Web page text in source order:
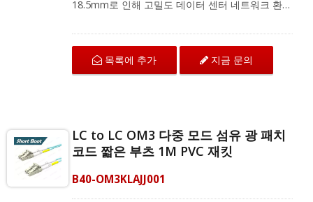
18.5mm로 인해 고밀도 데이터 센터 네트워크 환경
패치 코드는 구부림 저항 섬유로 뛰어난 기계적 보
호와 IEC 및 ANSI/TIA 표준에 따른 우수한 전송 품
질을 제공합니다. 다중 모드 듀플렉스 패치 코드는
지역 네트워크, 광섬유 통신 시스템 및 CATV 애플
목록에 추가 지금 문의
LC to LC OM3 다중 모드 섬유 광 패치
코드 짧은 부츠 1M PVC 재킷
B40-OM3KLAJJ001